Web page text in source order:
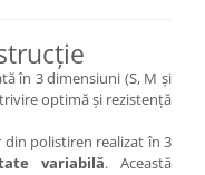
în 3 dimensiuni (S, M și
optimă și rezistență
polistiren realizat în 3
variabilă. Această